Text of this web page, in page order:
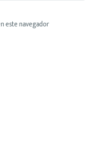
este navegador